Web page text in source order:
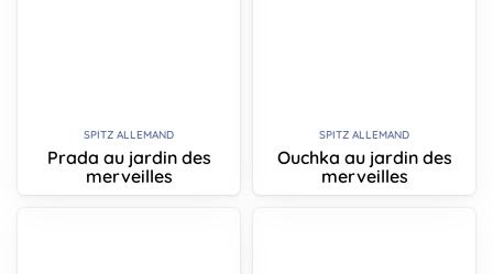
SPITZ ALLEMAND
Prada au jardin des
merveilles
SPITZ ALLEMAND
Ouchka au jardin des
merveilles